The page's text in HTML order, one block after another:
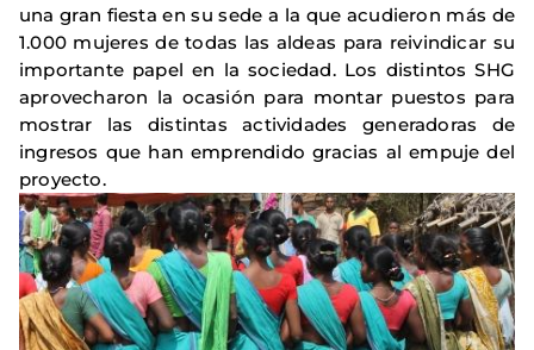
una gran fiesta en su sede a la que acudieron más de
1.000 mujeres de todas las aldeas para reivindicar su
importante papel en la sociedad. Los distintos SHG
aprovecharon la ocasión para montar puestos para
mostrar las distintas actividades generadoras de
ingresos que han emprendido gracias al empuje del
proyecto.